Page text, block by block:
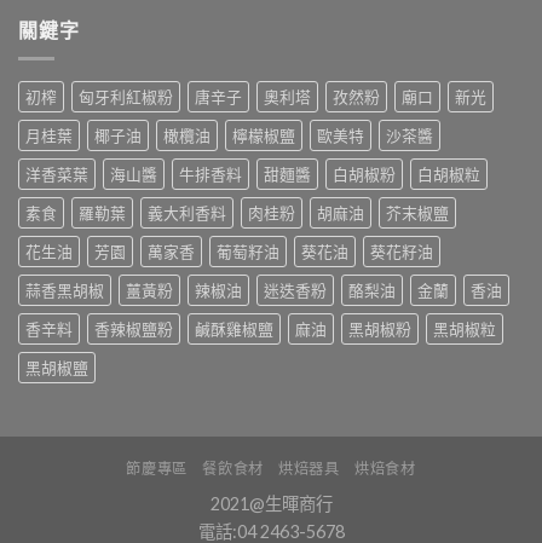
關鍵字
初榨 匈牙利紅椒粉 唐辛子 奧利塔 孜然粉 廟口
新光
月桂葉
椰子油 橄欖油 檸檬椒鹽 歐美特
沙茶醬
洋香菜葉
海山醬 牛排香料 甜麵醬 白胡椒粉
白胡椒粒
素食
羅勒葉 義大利香料 肉桂粉 胡麻油
芥末椒鹽
花生油
芳園 萬家香 葡萄籽油 葵花油
葵花籽油
蒜香黑胡椒
薑黃粉 辣椒油 迷迭香粉 酪梨油 金蘭
香油
香辛料
香辣椒鹽粉 鹹酥雞椒鹽 麻油 黑胡椒粉
黑胡椒粒
黑胡椒鹽
節慶專區 餐飲食材 烘焙器具 烘焙食材
2021@生暉商行
電話:04 2463-5678